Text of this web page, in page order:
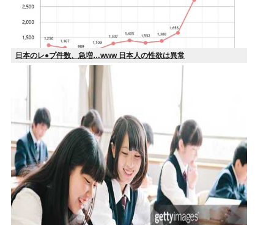
日本のレ●プ件数、急増…www 日本人の性欲は異常